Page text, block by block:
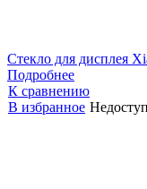
Стекло для дисплея
Подробнее
К сравнению
В избранное